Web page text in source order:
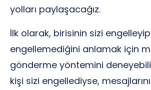
yolları paylaşacağız.
İlk olarak, birisinin sizi engelleyip
engellemediğini anlamak için
gönderme yöntemini
kişi sizi engellediyse,